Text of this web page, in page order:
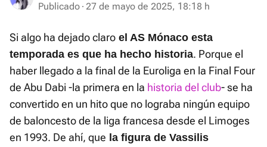
Publicado 27 de mayo de 2025, 18:18 h
Si algo ha dejado claro el AS Mónaco esta
temporada es que ha hecho historia. Porque el
haber llegado a la final de la Euroliga en la Final Four
de Abu Dabi -la primera en la historia del club- se ha
convertido en un hito que no lograba ningún equipo
de baloncesto de la liga francesa desde el Limoges
en 1993. De ahí, que la figura de Vassilis